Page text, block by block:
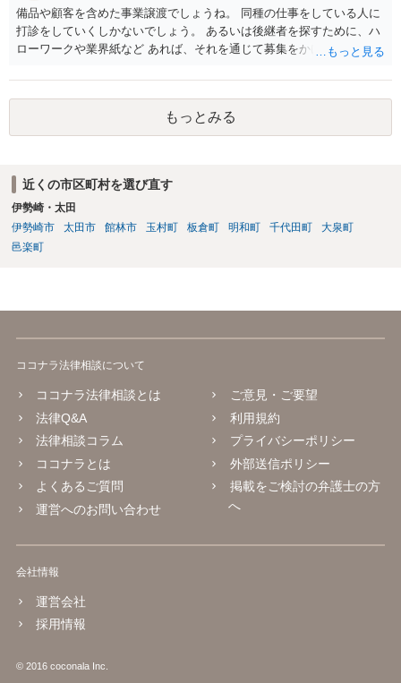
備品や顧客を含めた事業譲渡でしょうね。 同種の仕事をしている人に
打診をしていくしかないでしょう。 あるいは後継者を探すために、ハ
ローワークや業界紙など あれば、それを通じて募集をかけてみるか。
もっとみる
近くの市区町村を選び直す
伊勢崎・太田
伊勢崎市
太田市 館林市 玉村町 板倉町 明和町 千代田町
大泉町
邑楽町
ココナラ法律相談について
ココナラ法律相談とは
法律Q&A
法律相談コラム
ココナラとは
よくあるご質問
運営へのお問い合わせ
ご意見・ご要望
利用規約
プライバシーポリシー
外部送信ポリシー
掲載をご検討の弁護士の方
へ
会社情報
運営会社
採用情報
© 2016 coconala Inc.